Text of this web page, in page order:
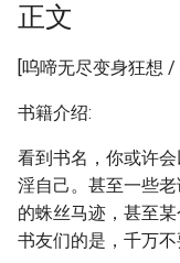
正文
[呜啼无尽变身狂想 /
书籍介绍:
看到书名，你或许
淫自己。甚至一些
的蛛丝马迹，甚至
书友们的是，千万不